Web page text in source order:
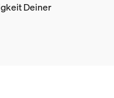
Deiner